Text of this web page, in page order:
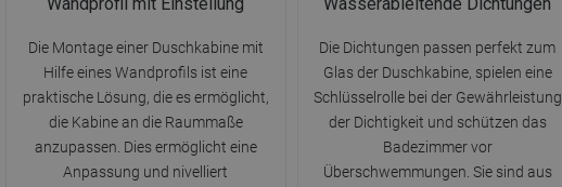
Die Montage einer Duschkabine mit
Hilfe eines Wandprofils ist eine
praktische Lösung, die es ermöglicht,
die Kabine an die Raummaße
anzupassen. Dies ermöglicht eine
Anpassung und nivelliert
Die Dichtungen passen perfekt zum
Glas der Duschkabine, spielen eine
Schlüsselrolle bei der Gewährleistung
der Dichtigkeit und schützen das
Badezimmer vor
Überschwemmungen. Sie sind aus